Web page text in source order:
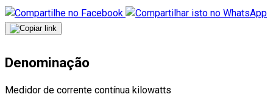
Denominação
Medidor de corrente contínua kilowatts